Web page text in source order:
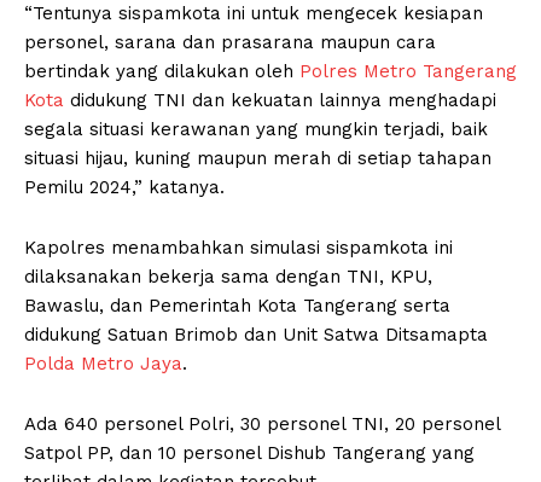
“Tentunya sispamkota ini untuk mengecek kesiapan
personel, sarana dan prasarana maupun cara
bertindak yang dilakukan oleh Polres Metro Tangerang
Kota didukung TNI dan kekuatan lainnya menghadapi
segala situasi kerawanan yang mungkin terjadi, baik
situasi hijau, kuning maupun merah di setiap tahapan
Pemilu 2024,” katanya.
Kapolres menambahkan simulasi sispamkota ini
dilaksanakan bekerja sama dengan TNI, KPU,
Bawaslu, dan Pemerintah Kota Tangerang serta
didukung Satuan Brimob dan Unit Satwa Ditsamapta
Polda Metro Jaya.
Ada 640 personel Polri, 30 personel TNI, 20 personel
Satpol PP, dan 10 personel Dishub Tangerang yang